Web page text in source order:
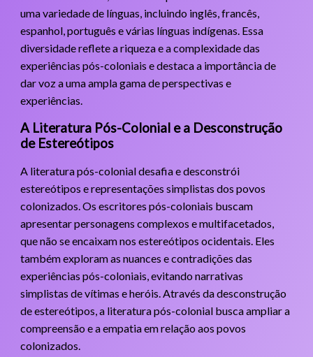
uma variedade de línguas, incluindo inglês, francês,
espanhol, português e várias línguas indígenas. Essa
diversidade reflete a riqueza e a complexidade das
experiências pós-coloniais e destaca a importância de
dar voz a uma ampla gama de perspectivas e
experiências.
A Literatura Pós-Colonial e a Desconstrução
de Estereótipos
A literatura pós-colonial desafia e desconstrói
estereótipos e representações simplistas dos povos
colonizados. Os escritores pós-coloniais buscam
apresentar personagens complexos e multifacetados,
que não se encaixam nos estereótipos ocidentais. Eles
também exploram as nuances e contradições das
experiências pós-coloniais, evitando narrativas
simplistas de vítimas e heróis. Através da desconstrução
de estereótipos, a literatura pós-colonial busca ampliar a
compreensão e a empatia em relação aos povos
colonizados.